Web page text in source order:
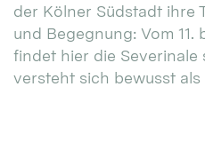
der Kölner Südstadt ihre
und Begegnung: Vom 11.
findet hier die Severinale
versteht sich bewusst als